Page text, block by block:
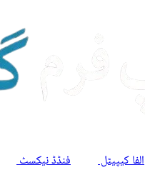
الفا کیپیٹل فنڈڈ نیکسٹ